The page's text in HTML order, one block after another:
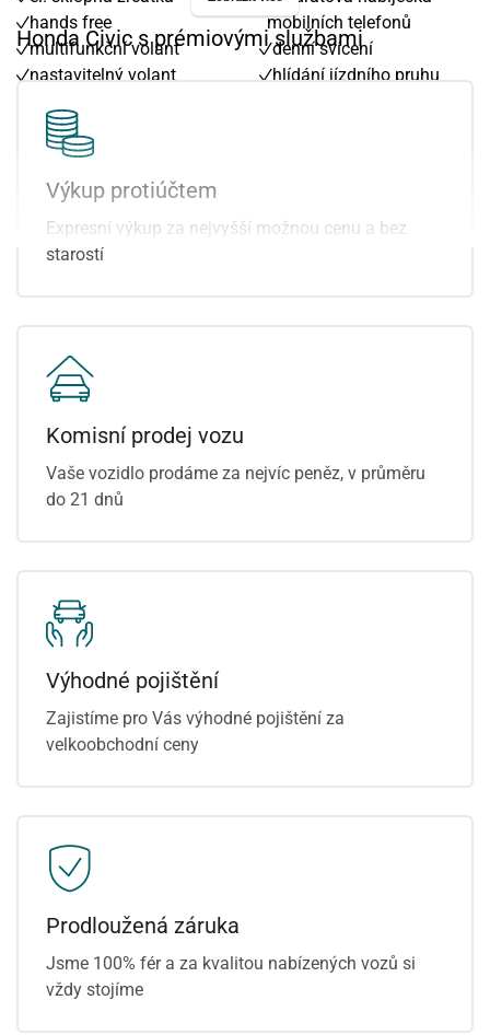
hands free
multifunkční volant
nastavitelný volant
parkovací senzory přední
parkovací senzory zadní
přední světla LED
satelitní navigace
mobilních telefonů
denní svícení
hlídání jízdního pruhu
Honda Civic s prémiovými službami
Výkup protiúčtem
Expresní výkup za nejvyšší možnou cenu a bez
starostí
Komisní prodej vozu
Vaše vozidlo prodáme za nejvíc peněz, v průměru
do 21 dnů
Výhodné pojištění
Zajistíme pro Vás výhodné pojištění za
velkoobchodní ceny
Prodloužená záruka
Jsme 100% fér a za kvalitou nabízených vozů si
vždy stojíme